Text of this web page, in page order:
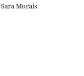
Morais